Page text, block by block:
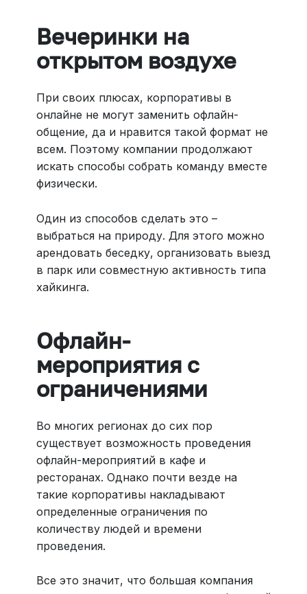
Вечеринки на
открытом воздухе
При своих плюсах, корпоративы в
онлайне не могут заменить офлайн-
общение, да и нравится такой формат не
всем. Поэтому компании продолжают
искать способы собрать команду вместе
физически.
Один из способов сделать это –
выбраться на природу. Для этого можно
арендовать беседку, организовать выезд
в парк или совместную активность типа
хайкинга.
Офлайн-
мероприятия с
ограничениями
Во многих регионах до сих пор
существует возможность проведения
офлайн-мероприятий в кафе и
ресторанах. Однако почти везде на
такие корпоративы накладывают
определенные ограничения по
количеству людей и времени
проведения.
Все это значит, что большая компания